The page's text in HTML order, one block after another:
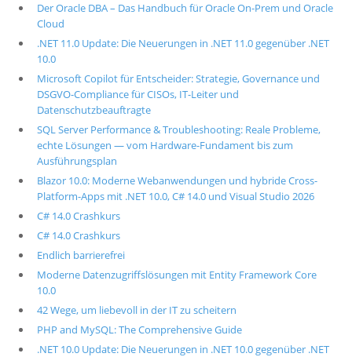
Der Oracle DBA – Das Handbuch für Oracle On-Prem und Oracle
Cloud
.NET 11.0 Update: Die Neuerungen in .NET 11.0 gegenüber .NET
10.0
Microsoft Copilot für Entscheider: Strategie, Governance und
DSGVO-Compliance für CISOs, IT-Leiter und
Datenschutzbeauftragte
SQL Server Performance & Troubleshooting: Reale Probleme,
echte Lösungen — vom Hardware-Fundament bis zum
Ausführungsplan
Blazor 10.0: Moderne Webanwendungen und hybride Cross-
Platform-Apps mit .NET 10.0, C# 14.0 und Visual Studio 2026
C# 14.0 Crashkurs
C# 14.0 Crashkurs
Endlich barrierefrei
Moderne Datenzugriffslösungen mit Entity Framework Core
10.0
42 Wege, um liebevoll in der IT zu scheitern
PHP and MySQL: The Comprehensive Guide
.NET 10.0 Update: Die Neuerungen in .NET 10.0 gegenüber .NET